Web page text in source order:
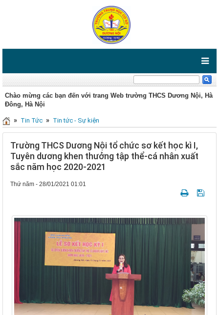
Chào mừng các bạn đến với trang Web trường THCS Dương Nội, Hà
Đông, Hà Nội
» Tin Tức » Tin tức - Sự kiện
Trường THCS Dương Nội tổ chức sơ kết học kì I,
Tuyên dương khen thưởng tập thể-cá nhân xuất
sắc năm học 2020-2021
Thứ năm - 28/01/2021 01:01